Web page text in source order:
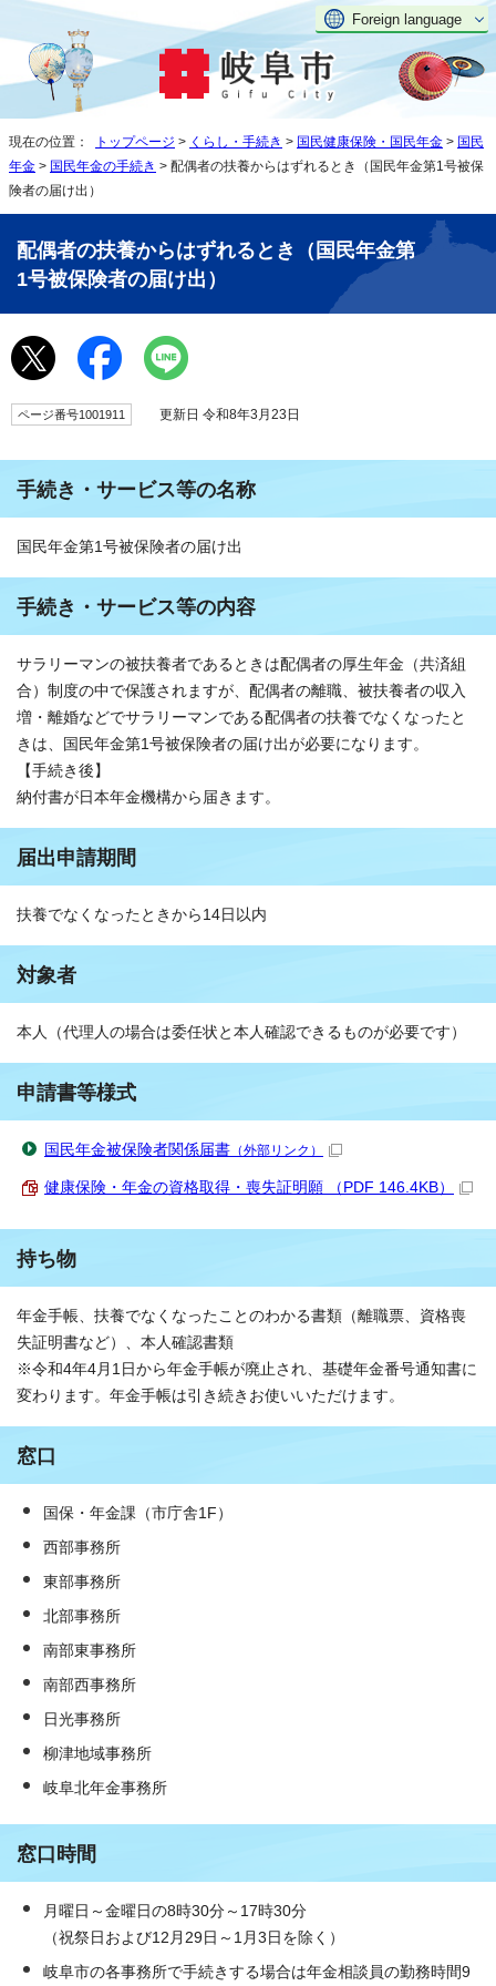
Foreign language
現在の位置： トップページ > くらし・手続き > 国民健康保険・国民年金 > 国民
年金 > 国民年金の手続き > 配偶者の扶養からはずれるとき（国民年金第1号被保
険者の届け出）
配偶者の扶養からはずれるとき（国民年金第
1号被保険者の届け出）
ページ番号1001911 更新日 令和8年3月23日
手続き・サービス等の名称
国民年金第1号被保険者の届け出
手続き・サービス等の内容
サラリーマンの被扶養者であるときは配偶者の厚生年金（共済組
合）制度の中で保護されますが、配偶者の離職、被扶養者の収入
増・離婚などでサラリーマンである配偶者の扶養でなくなったと
きは、国民年金第1号被保険者の届け出が必要になります。
【手続き後】
納付書が日本年金機構から届きます。
届出申請期間
扶養でなくなったときから14日以内
対象者
本人（代理人の場合は委任状と本人確認できるものが必要です）
申請書等様式
国民年金被保険者関係届書 （外部リンク）
健康保険・年金の資格取得・喪失証明願 （PDF 146.4KB）
持ち物
年金手帳、扶養でなくなったことのわかる書類（離職票、資格喪
失証明書など）、本人確認書類
※令和4年4月1日から年金手帳が廃止され、基礎年金番号通知書に
変わります。年金手帳は引き続きお使いいただけます。
窓口
国保・年金課（市庁舎1F）
西部事務所
東部事務所
北部事務所
南部東事務所
南部西事務所
日光事務所
柳津地域事務所
岐阜北年金事務所
窓口時間
月曜日～金曜日の8時30分～17時30分
（祝祭日および12月29日～1月3日を除く）
岐阜市の各事務所で手続きする場合は年金相談員の勤務時間9